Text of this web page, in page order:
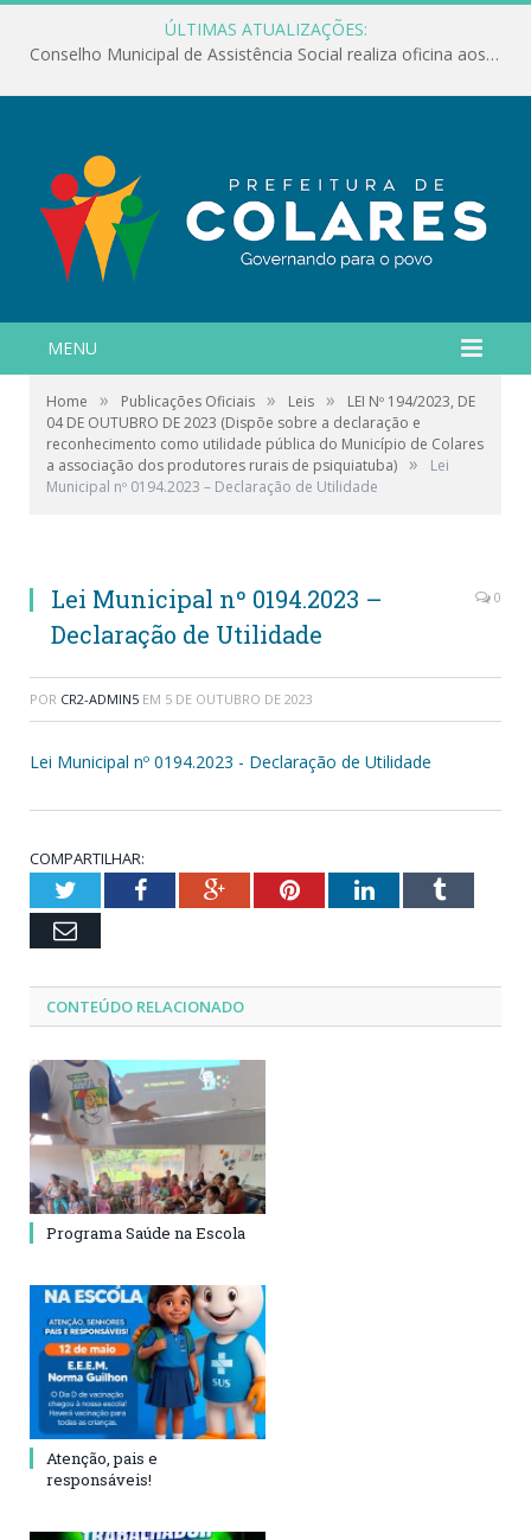
ÚLTIMAS ATUALIZAÇÕES:
Conselho Municipal de Assistência Social realiza oficina aos servidores
MENU
Home » Publicações Oficiais » Leis »
LEI Nº 194/2023, DE
04 DE OUTUBRO DE 2023 (Dispõe sobre a declaração e
reconhecimento como utilidade pública do Município de Colares
a associação dos produtores rurais de psiquiatuba) »
Lei
Municipal nº 0194.2023 – Declaração de Utilidade
Lei Municipal nº 0194.2023 –
Declaração de Utilidade
0
POR CR2-ADMIN5 EM 5 DE OUTUBRO DE 2023
Lei Municipal nº 0194.2023 - Declaração de Utilidade
COMPARTILHAR:
TwitterFacebookGoogle+PinterestLinkedInTumblr
Email
CONTEÚDO RELACIONADO
Programa Saúde na Escola
Atenção, pais e
responsáveis!